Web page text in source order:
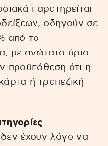
παρατηρείται
οδηγούν σε
από το
με ανώτατο όριο
προϋπόθεση ότι η
ή τραπεζική
έχουν λόγο να